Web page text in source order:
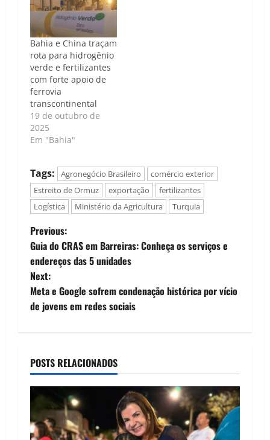
Bahia e China traçam
rota para hidrogênio
verde e fertilizantes
com forte apoio de
ferrovia
transcontinental
19 de outubro de
2025
Em "Bahia"
Tags: Agronegócio Brasileiro
comércio exterior
Estreito de Ormuz
exportação
fertilizantes
Logística
Ministério da Agricultura Turquia
P
o
s
t
a
v
i
Previous:
Guia do CRAS em Barreiras: Conheça os serviços e
endereços das 5 unidades
Next:
Meta e Google sofrem condenação histórica por vício
de jovens em redes sociais
POSTS RELACIONADOS